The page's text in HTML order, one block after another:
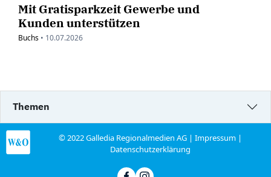
Mit Gratisparkzeit Gewerbe und
Kunden unterstützen
Buchs • 10.07.2026
Themen
© 2022 Galledia Regionalmedien AG |Impressum |
Datenschutzerklärung